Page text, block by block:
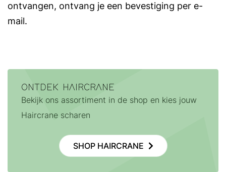
ontvangen, ontvang je een bevestiging per e-
mail.
ONTDEK HAIRCRANE
Bekijk ons assortiment in de shop en kies jouw
Haircrane scharen
SHOP HAIRCRANE